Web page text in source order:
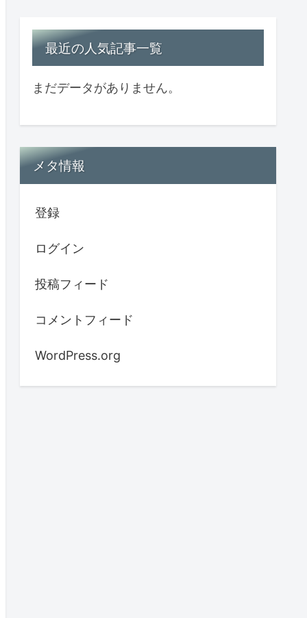
最近の人気記事一覧
まだデータがありません。
メタ情報
登録
ログイン
投稿フィード
コメントフィード
WordPress.org